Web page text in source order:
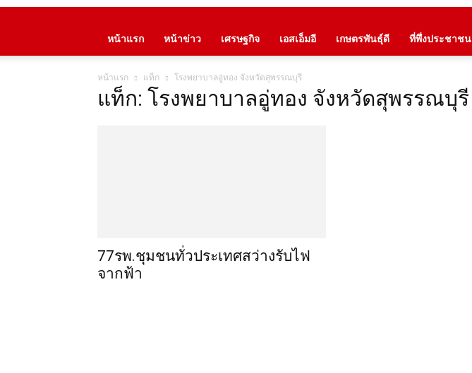
หน้าแรก หน้าข่าว เศรษฐกิจ เอสเอ็มอี เกษตรพันธุ์ดี ที่พึ่งประชาชน
หน้าแรก แท็ก โรงพยาบาลอู่ทอง จังหวัดสุพรรณบุรี
แท็ก: โรงพยาบาลอู่ทอง จังหวัดสุพรรณบุรี
77รพ.ชุมชนทั่วประเทศสว่างรับไฟ
จากฟ้า